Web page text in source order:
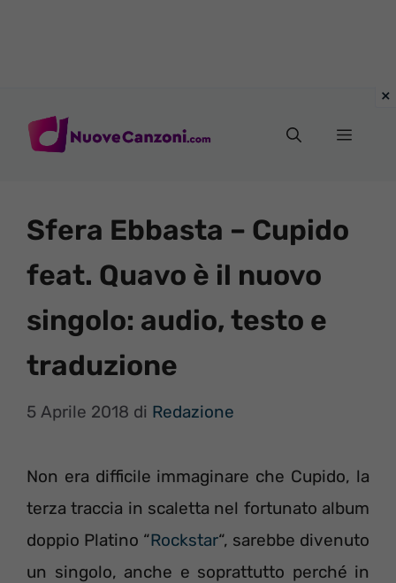
Menu
Sfera Ebbasta – Cupido
feat. Quavo è il nuovo
singolo: audio, testo e
traduzione
5 Aprile 2018 di Redazione
Non era difficile immaginare che Cupido, la
terza traccia in scaletta nel fortunato album
doppio Platino “Rockstar“, sarebbe divenuto
un singolo, anche e soprattutto perché in